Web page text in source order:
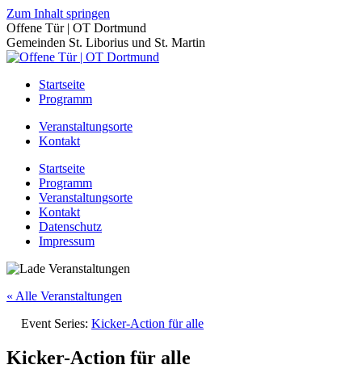
Zum Inhalt springen
Offene Tür | OT Dortmund
Gemeinden St. Liborius und St. Martin
Startseite
Programm
Veranstaltungsorte
Kontakt
Startseite
Programm
Veranstaltungsorte
Kontakt
Datenschutz
Impressum
« Alle Veranstaltungen
Event Series: Kicker-Action für alle
Kicker-Action für alle